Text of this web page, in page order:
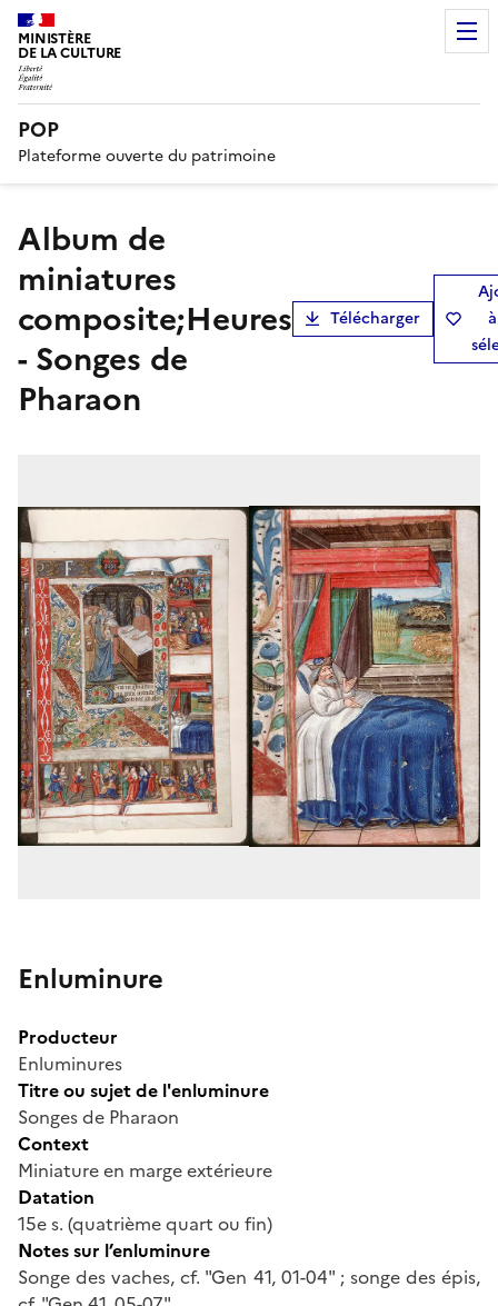
MINISTÈRE
DE LA CULTURE
POP
Plateforme ouverte du patrimoine
Album de
miniatures
composite;Heures
- Songes de
Pharaon
Télécharger
Enluminure
Producteur
Enluminures
Titre ou sujet de l'enluminure
Songes de Pharaon
Context
Miniature en marge extérieure
Datation
15e s. (quatrième quart ou fin)
Notes sur l’enluminure
Songe des vaches, cf. "Gen 41, 01-04" ; songe des épis,